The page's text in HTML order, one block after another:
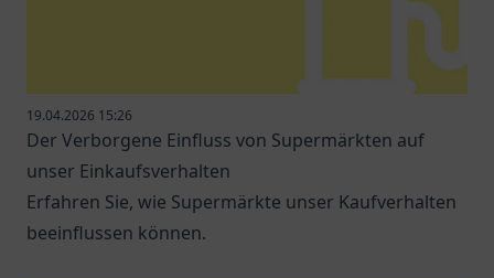
19.04.2026 15:26
Der Verborgene Einfluss von Supermärkten auf
unser Einkaufsverhalten
Erfahren Sie, wie Supermärkte unser Kaufverhalten
beeinflussen können.